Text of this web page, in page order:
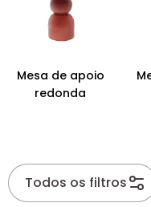
Mesa de apoio
redonda
Todos os filtros